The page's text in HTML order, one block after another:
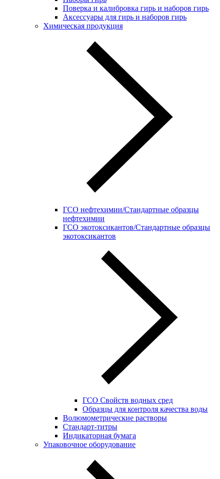
Поверка и калибровка гирь и наборов гирь
Аксессуары для гирь и наборов гирь
Химическая продукция
ГСО нефтехимии/Стандартные образцы
нефтехимии
ГСО экотоксикантов/Стандартные образцы
экотоксикантов
ГСО Свойств водных сред
Образцы для контроля качества воды
Волюмометрические растворы
Стандарт-титры
Индикаторная бумага
Упаковочное оборудование